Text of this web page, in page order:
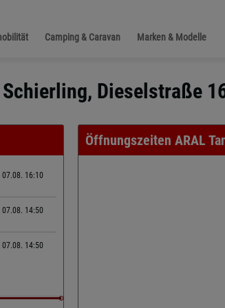
Camping & Caravan Marken & Modelle
Dieselstraße
16:10
14:50
14:50
Öffnungszeiten ARAL